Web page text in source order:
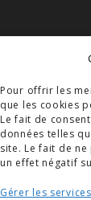
Pour offrir les
que les cookies
Le fait de
données telles
site. Le fait de
un effet négatif
Gérer les services